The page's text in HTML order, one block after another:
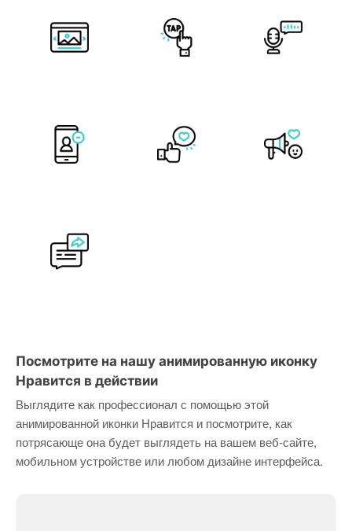
Посмотрите на нашу анимированную иконку
Нравится в действии
Выглядите как профессионал с помощью этой
анимированной иконки Нравится и посмотрите, как
потрясающе она будет выглядеть на вашем веб-сайте,
мобильном устройстве или любом дизайне интерфейса.